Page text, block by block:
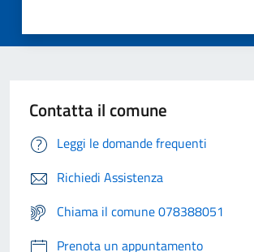
Contatta il comune
Leggi le domande frequenti
Richiedi Assistenza
Chiama il comune 078388051
Prenota un appuntamento